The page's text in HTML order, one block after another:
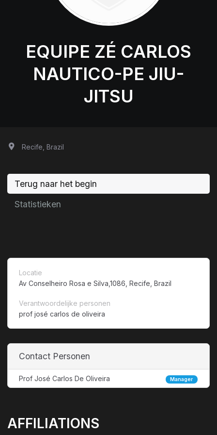
EQUIPE ZÉ CARLOS
NAUTICO-PE JIU-
JITSU
Recife, Brazil
Terug naar het begin
Statistieken
Locatie
Av Conselheiro Rosa e Silva,1086, Recife, Brazil
Verantwoordelijke personen
prof josé carlos de oliveira
Contact Personen
Prof José Carlos De Oliveira Manager
AFFILIATIONS